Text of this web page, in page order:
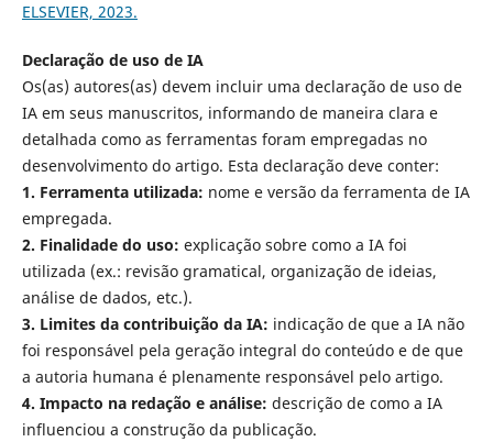
ELSEVIER, 2023.
Declaração de uso de IA
Os(as) autores(as) devem incluir uma declaração de uso de
IA em seus manuscritos, informando de maneira clara e
detalhada como as ferramentas foram empregadas no
desenvolvimento do artigo. Esta declaração deve conter:
1. Ferramenta utilizada: nome e versão da ferramenta de IA
empregada.
2. Finalidade do uso: explicação sobre como a IA foi
utilizada (ex.: revisão gramatical, organização de ideias,
análise de dados, etc.).
3. Limites da contribuição da IA: indicação de que a IA não
foi responsável pela geração integral do conteúdo e de que
a autoria humana é plenamente responsável pelo artigo.
4. Impacto na redação e análise: descrição de como a IA
influenciou a construção da publicação.